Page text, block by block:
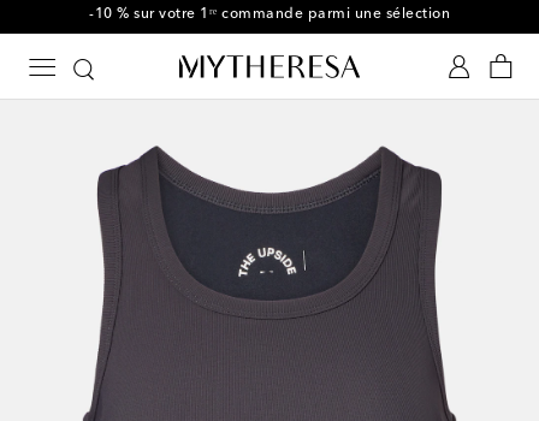
-10 % sur votre 1ʳᵉ commande parmi une sélection